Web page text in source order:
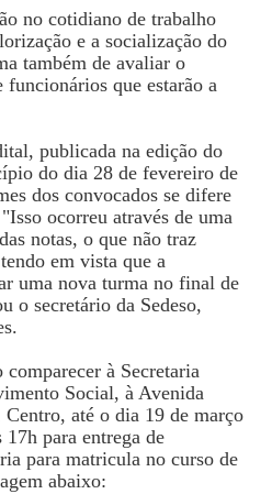
no cotidiano de trabalho
e a socialização do
também de avaliar o
que estarão a
publicada na edição do
do dia 28 de fevereiro de
dos convocados se difere
ocorreu através de uma
notas, o que não traz
em vista que a
uma nova turma no final de
o secretário da Sedeso,
à Secretaria
Social, à Avenida
Centro, até o dia 19 de março
para entrega de
para matricula no curso de
abaixo: